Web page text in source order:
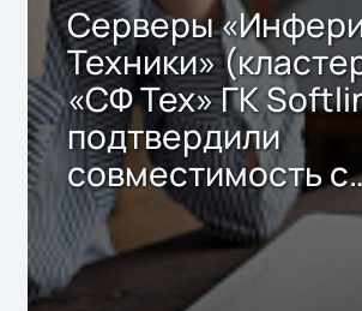
Серверы
Техники»
«СФ Тех» ГК
подтвердили
совместимость с
решением Sharx
Storage 2.x для
хранения данных